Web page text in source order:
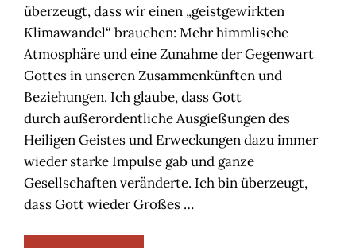
überzeugt, dass wir einen „geistgewirkten
Klimawandel“ brauchen: Mehr himmlische
Atmosphäre und eine Zunahme der Gegenwart
Gottes in unseren Zusammenkünften und
Beziehungen. Ich glaube, dass Gott
durch außerordentliche Ausgießungen des
Heiligen Geistes und Erweckungen dazu immer
wieder starke Impulse gab und ganze
Gesellschaften veränderte. Ich bin überzeugt,
dass Gott wieder Großes …